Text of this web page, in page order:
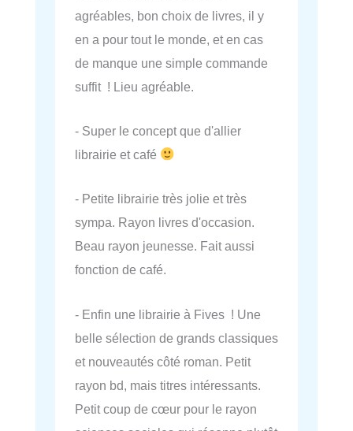
agréables, bon choix de livres, il y
en a pour tout le monde, et en cas
de manque une simple commande
suffit ! Lieu agréable.
- Super le concept que d'allier
librairie et café
- Petite librairie très jolie et très
sympa. Rayon livres d'occasion.
Beau rayon jeunesse. Fait aussi
fonction de café.
- Enfin une librairie à Fives ! Une
belle sélection de grands classiques
et nouveautés côté roman. Petit
rayon bd, mais titres intéressants.
Petit coup de cœur pour le rayon